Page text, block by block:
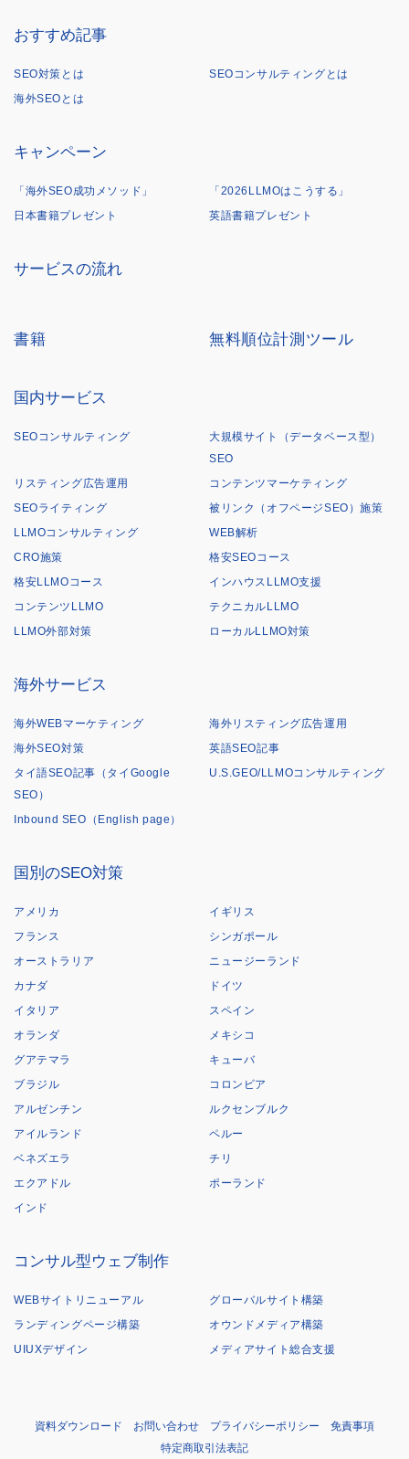
おすすめ記事
SEO対策とは
SEOコンサルティングとは
海外SEOとは
キャンペーン
「海外SEO成功メソッド」
「2026LLMOはこうする」
日本書籍プレゼント
英語書籍プレゼント
サービスの流れ
書籍 無料順位計測ツール
国内サービス
SEOコンサルティング
大規模サイト（データベース型）
SEO
リスティング広告運用
コンテンツマーケティング
SEOライティング
被リンク（オフページSEO）施策
LLMOコンサルティング
WEB解析
CRO施策
格安SEOコース
格安LLMOコース
インハウスLLMO支援
コンテンツLLMO
テクニカルLLMO
LLMO外部対策
ローカルLLMO対策
海外サービス
海外WEBマーケティング
海外リスティング広告運用
海外SEO対策
英語SEO記事
タイ語SEO記事（タイGoogle
SEO）
U.S.GEO/LLMOコンサルティング
Inbound SEO（English page）
国別のSEO対策
アメリカ
イギリス
フランス
シンガポール
オーストラリア
ニュージーランド
カナダ
ドイツ
イタリア
スペイン
オランダ
メキシコ
グアテマラ
キューバ
ブラジル
コロンビア
アルゼンチン
ルクセンブルク
アイルランド
ペルー
ベネズエラ
チリ
エクアドル
ポーランド
インド
コンサル型ウェブ制作
WEBサイトリニューアル
グローバルサイト構築
ランディングページ構築
オウンドメディア構築
UIUXデザイン
メディアサイト総合支援
資料ダウンロード お問い合わせ プライバシーポリシー
免責事項
特定商取引法表記